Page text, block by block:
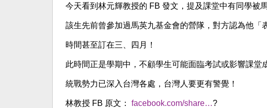
今天看到林元輝教授的 FB 發文，提及課堂中有同學被
該生先前曾參加過馬英九基金會的營隊，對方認為他「
時間甚至訂在三、四月！
此時間正是學期中，不顧學生可能面臨考試或影響課堂
統戰勢力已深入台灣各處，台灣人要更有警覺！
林教授 FB 原文： facebook.com/share…?